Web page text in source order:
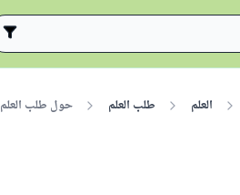
العلم طلب العلم حول طلب العلم